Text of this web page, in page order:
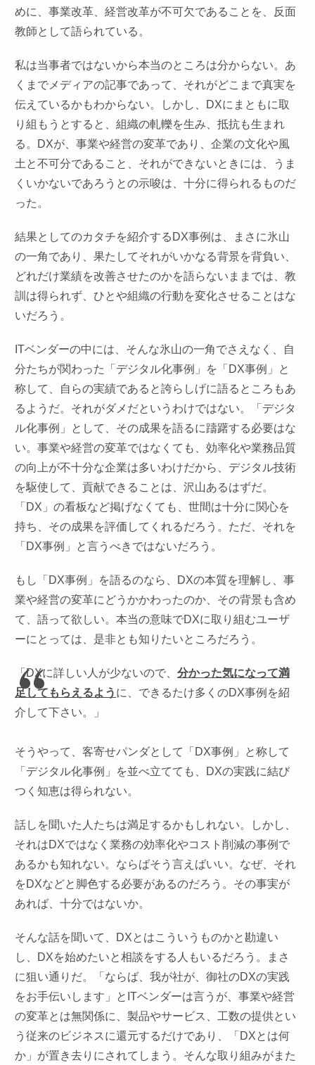
めに、事業改革、経営改革が不可欠であることを、反面
教師として語られている。
私は当事者ではないから本当のところは分からない。あ
くまでメディアの記事であって、それがどこまで真実を
伝えているかもわからない。しかし、DXにまともに取
り組もうとすると、組織の軋轢を生み、抵抗も生まれ
る。DXが、事業や経営の変革であり、企業の文化や風
土と不可分であること、それができないときには、うま
くいかないであろうとの示唆は、十分に得られるものだ
った。
結果としてのカタチを紹介するDX事例は、まさに氷山
の一角であり、果たしてそれがいかなる背景を背負い、
どれだけ業績を改善させたのかを語らないままでは、教
訓は得られず、ひとや組織の行動を変化させることはな
いだろう。
ITベンダーの中には、そんな氷山の一角でさえなく、自
分たちが関わった「デジタル化事例」を「DX事例」と
称して、自らの実績であると誇らしげに語るところもあ
るようだ。それがダメだというわけではない。「デジタ
ル化事例」として、その成果を語るに躊躇する必要はな
い。事業や経営の変革ではなくても、効率化や業務品質
の向上が不十分な企業は多いわけだから、デジタル技術
を駆使して、貢献できることは、沢山あるはずだ。
「DX」の看板など掲げなくても、世間は十分に関心を
持ち、その成果を評価してくれるだろう。ただ、それを
「DX事例」と言うべきではないだろう。
もし「DX事例」を語るのなら、DXの本質を理解し、事
業や経営の変革にどうかかわったのか、その背景も含め
て、語って欲しい。本当の意味でDXに取り組むユーザ
ーにとっては、是非とも知りたいところだろう。
「DXに詳しい人が少ないので、分かった気になって満
足してもらえるよう に、できるたけ多くのDX事例を紹
介して下さい。」
そうやって、客寄せパンダとして「DX事例」と称して
「デジタル化事例」を並べ立てても、DXの実践に結び
つく知恵は得られない。
話しを聞いた人たちは満足するかもしれない。しかし、
それはDXではなく業務の効率化やコスト削減の事例で
あるかも知れない。ならばそう言えばいい。なぜ、それ
をDXなどと脚色する必要があるのだろう。その事実が
あれば、十分ではないか。
そんな話を聞いて、DXとはこういうものかと勘違い
し、DXを始めたいと相談をする人もいるだろう。まさ
に狙い通りだ。「ならば、我が社が、御社のDXの実践
をお手伝いします」とITベンダーは言うが、事業や経営
の変革とは無関係に、製品やサービス、工数の提供とい
う従来のビジネスに還元するだけであり、「DXとは何
か」が置き去りにされてしまう。そんな取り組みがまた